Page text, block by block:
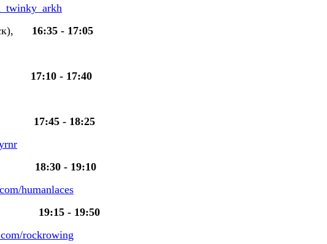
16:35 - 17:05
17:10 - 17:40
17:45 - 18:25
18:30 - 19:10
humanlaces
19:15 - 19:50
rockrowing